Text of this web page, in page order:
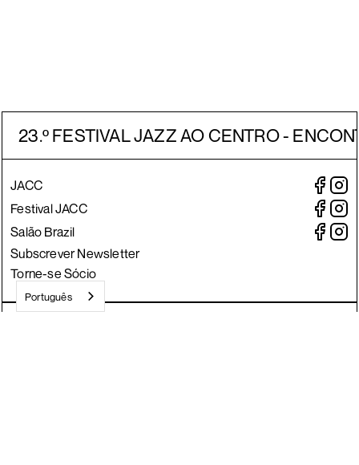
23.º FESTIVAL JAZZ AO CENTRO -
JACC
Festival JACC
Salão Brazil
Subscrever Newsletter
Torne-se Sócio
Português